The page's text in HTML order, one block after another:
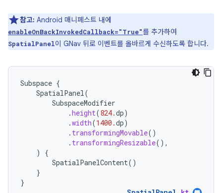
참고: Android 매니페스트 내에
enableOnBackInvokedCallback="True"를 추가하여
SpatialPanel이 GNav 뒤로 이벤트를 올바르게 수신하도록 합니다.
Subspace {
SpatialPanel(
SubspaceModifier
.height(824.dp)
.width(1400.dp)
. transformingMovable()
. transformingResizable(),
)
{
SpatialPanelContent()
}
}